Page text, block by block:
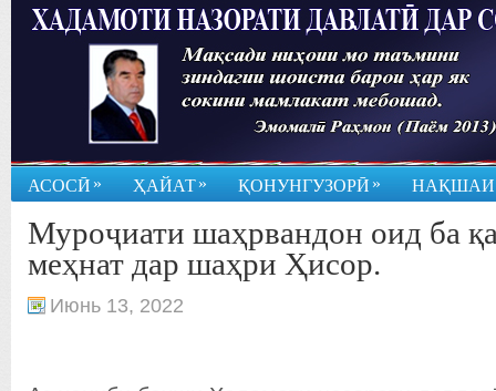
АСОСӢ » ҲАЙАТ» ҚОНУНГУЗОРӢ »
Муроҷиати шаҳрвандон оид ба
меҳнат дар шаҳри Ҳисор.
Июнь 13, 2022